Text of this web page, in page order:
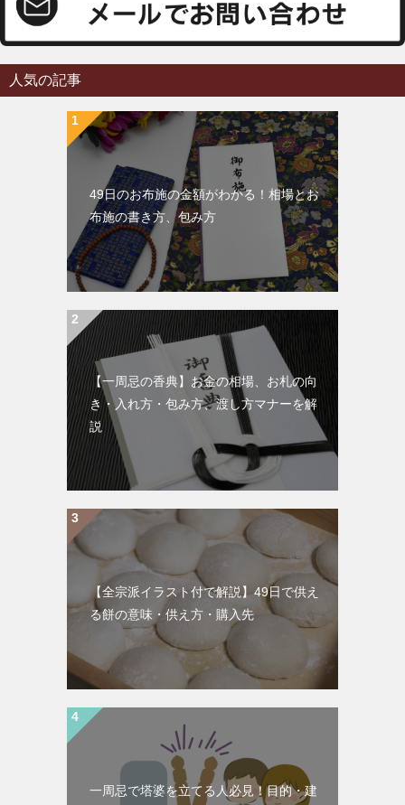
人気の記事
49日のお布施の金額がわかる！相場とお
布施の書き方、包み方
【一周忌の香典】お金の相場、お札の向
き・入れ方・包み方、渡し方マナーを解
説
【全宗派イラスト付で解説】49日で供え
る餅の意味・供え方・購入先
一周忌で塔婆を立てる人必見！目的・建